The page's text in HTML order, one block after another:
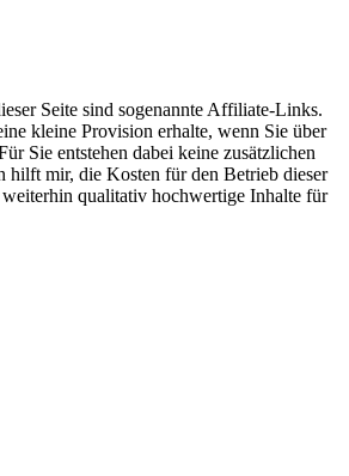
Seite sind sogenannte Affiliate-Links.
kleine Provision erhalte, wenn Sie über
Sie entstehen dabei keine zusätzlichen
hilft mir, die Kosten für den Betrieb dieser
qualitativ hochwertige Inhalte für